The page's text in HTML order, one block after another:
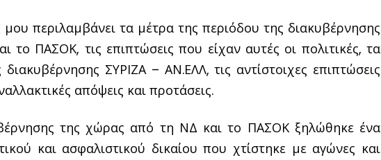
περιλαμβάνει τα μέτρα της περιόδου της διακυβέρνησης
ΠΑΣΟΚ, τις επιπτώσεις που είχαν αυτές οι πολιτικές, τα
ΣΥΡΙΖΑ – ΑΝ.ΕΛΛ, τις αντίστοιχες επιπτώσεις
απόψεις και προτάσεις.
της χώρας από τη ΝΔ και το ΠΑΣΟΚ ξηλώθηκε ένα
και ασφαλιστικού δικαίου που χτίστηκε με αγώνες και